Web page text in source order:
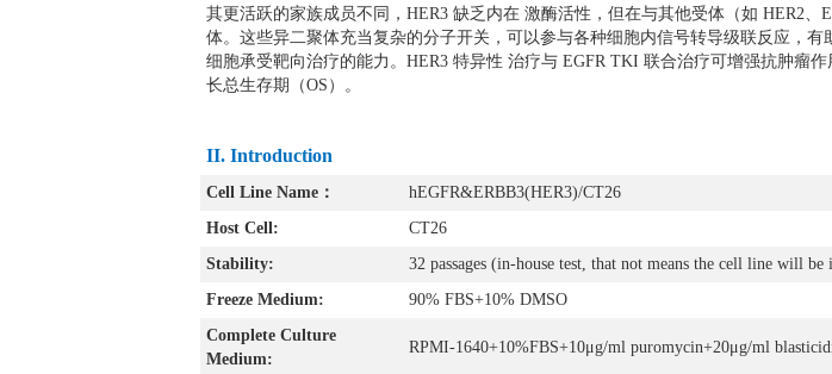
其更活跃的家族成员不同，HER3 缺乏内在 激酶活性，但在与其他受体（如 HER2
体。这些异二聚体充当复杂的分子开关，可以参与各种细胞内信号转导级联反应，
细胞承受靶向治疗的能力。HER3 特异性 治疗与 EGFR TKI 联合治疗可增强抗肿瘤
长总生存期（OS）。
II. Introduction
Cell Line Name：
hEGFR&ERBB3(HER3)/CT26
Host Cell:
CT26
Stability:
32 passages (in-house test, that not means the cell line will be
Freeze Medium:
90% FBS+10% DMSO
Complete Culture
Medium:
RPMI-1640+10%FBS+10μg/ml puromycin+20μg/ml